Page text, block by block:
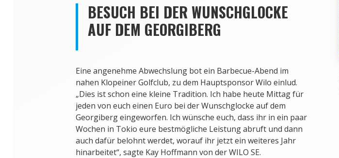
BESUCH BEI DER WUNSCHGLOCKE
AUF DEM GEORGIBERG
Eine angenehme Abwechslung bot ein Barbecue-Abend im
nahen Klopeiner Golfclub, zu dem Hauptsponsor Wilo einlud.
„Dies ist schon eine kleine Tradition. Ich habe heute Mittag für
jeden von euch einen Euro bei der Wunschglocke auf dem
Georgiberg eingeworfen. Ich wünsche euch, dass ihr in ein paar
Wochen in Tokio eure bestmögliche Leistung abruft und dann
auch dafür belohnt werdet, worauf ihr jetzt ein weiteres Jahr
hinarbeitet“, sagte Kay Hoffmann von der WILO SE.